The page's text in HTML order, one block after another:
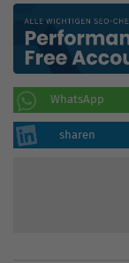
WhatsApp
sharen